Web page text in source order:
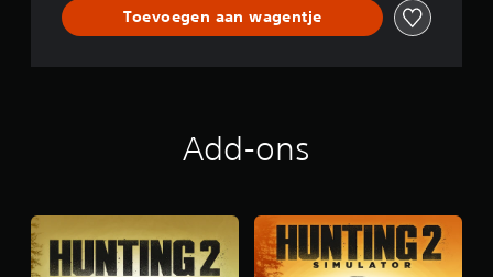
Toevoegen aan wagentje
Add-ons